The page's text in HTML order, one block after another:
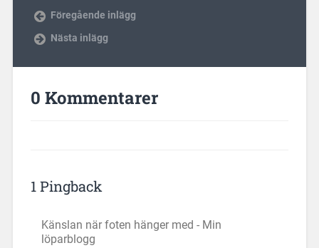
Föregående inlägg
Nästa inlägg
0 Kommentarer
1 Pingback
Känslan när foten hänger med - Min
löparblogg